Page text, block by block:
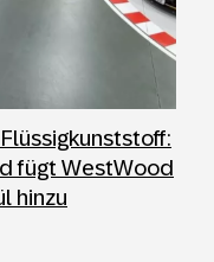
fügt WestWood
hinzu